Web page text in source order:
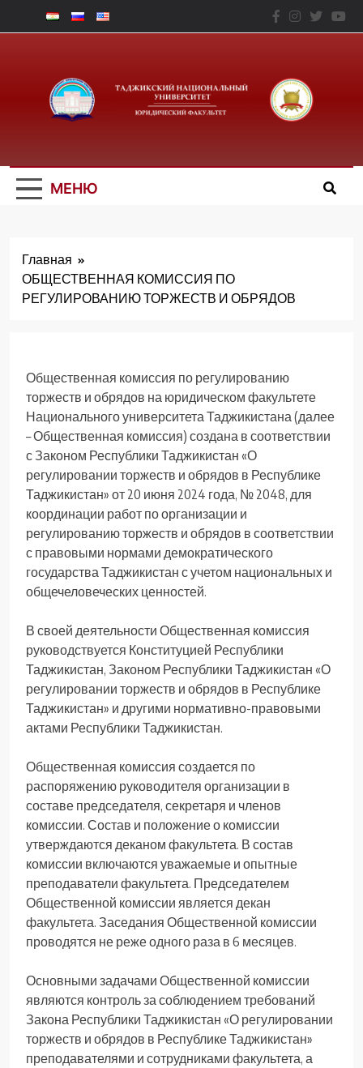
Перейти
к
Юридический
Факальтет – ТНУ
МЕНЮ
Главная
ОБЩЕСТВЕННАЯ КОМИССИЯ ПО
РЕГУЛИРОВАНИЮ ТОРЖЕСТВ И ОБРЯДОВ
Общественная комиссия по регулированию
торжеств и обрядов на юридическом факультете
Национального университета Таджикистана (далее
– Общественная комиссия) создана в соответствии
с Законом Республики Таджикистан «О
регулировании торжеств и обрядов в Республике
Таджикистан» от 20 июня 2024 года, № 2048, для
координации работ по организации и
регулированию торжеств и обрядов в соответствии
с правовыми нормами демократического
государства Таджикистан с учетом национальных и
общечеловеческих ценностей.
В своей деятельности Общественная комиссия
руководствуется Конституцией Республики
Таджикистан, Законом Республики Таджикистан «О
регулировании торжеств и обрядов в Республике
Таджикистан» и другими нормативно-правовыми
актами Республики Таджикистан.
Общественная комиссия создается по
распоряжению руководителя организации в
составе председателя, секретаря и членов
комиссии. Состав и положение о комиссии
утверждаются деканом факультета. В состав
комиссии включаются уважаемые и опытные
преподаватели факультета. Председателем
Общественной комиссии является декан
факультета. Заседания Общественной комиссии
проводятся не реже одного раза в 6 месяцев.
Основными задачами Общественной комиссии
являются контроль за соблюдением требований
Закона Республики Таджикистан «О регулировании
торжеств и обрядов в Республике Таджикистан»
преподавателями и сотрудниками факультета, а